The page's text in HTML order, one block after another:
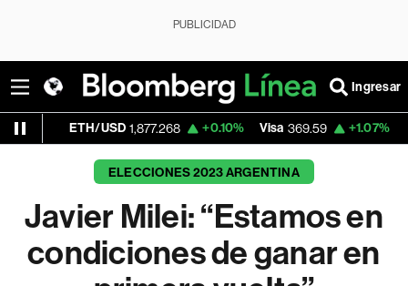
PUBLICIDAD
Ingresar
1,877.268 +0.10% Visa 369.59 +1.07%
ELECCIONES 2023 ARGENTINA
Javier Milei: “Estamos en
condiciones de ganar en